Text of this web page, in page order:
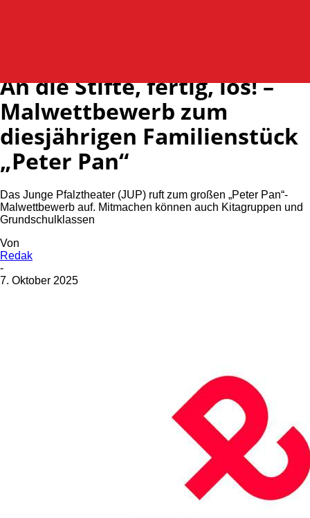
An die Stifte, fertig, los! –
Malwettbewerb zum
diesjährigen Familienstück
„Peter Pan“
Das Junge Pfalztheater (JUP) ruft zum großen „Peter Pan“-
Malwettbewerb auf. Mitmachen können auch Kitagruppen und
Grundschulklassen
Von
Redak
-
7. Oktober 2025